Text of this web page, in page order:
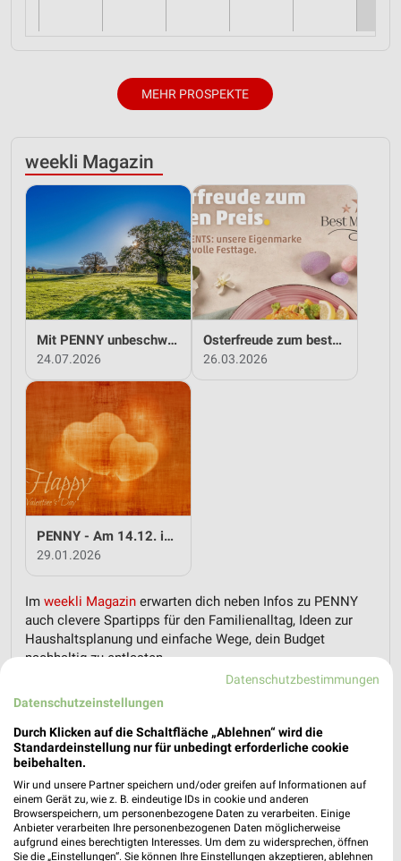
MEHR PROSPEKTE
weekli Magazin
Mit PENNY unbeschwert in den Sommer!
24.07.2026
Osterfreude zum besten Preis - mit PENNY!
26.03.2026
PENNY - Am 14.12. ist Valentinstag
29.01.2026
Im weekli Magazin erwarten dich neben Infos zu PENNY
auch clevere Spartipps für den Familienalltag, Ideen zur
Haushaltsplanung und einfache Wege, dein Budget
nachhaltig zu entlasten.
weekli - Prospekte & Angebote App
Alle PENNY Angebote immer griffbereit – mit der kostenlosen
weekli App für iOS & Android.
Datenschutzbestimmungen
Datenschutzeinstellungen
Durch Klicken auf die Schaltfläche „Ablehnen“ wird die
Standardeinstellung nur für unbedingt erforderliche cookie
beibehalten.
Wir und unsere Partner speichern und/oder greifen auf Informationen auf
einem Gerät zu, wie z. B. eindeutige IDs in cookie und anderen
Browserspeichern, um personenbezogene Daten zu verarbeiten. Einige
Anbieter verarbeiten Ihre personenbezogenen Daten möglicherweise
aufgrund eines berechtigten Interesses. Um dem zu widersprechen, öffnen
Sie die „Einstellungen“. Sie können Ihre Einstellungen akzeptieren, ablehnen